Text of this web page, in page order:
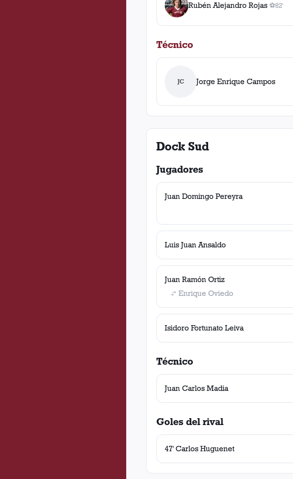
Rubén Alejandro Rojas ⚽
1gol
82'
Técnico
JC Jorge Enrique Campos
Dock Sud
Jugadores
Juan Domingo Pereyra
Luis Juan Ansaldo
Juan Ramón Ortiz
Enrique Oviedo
Isidoro Fortunato Leiva
Técnico
Juan Carlos Madia
Goles del rival
47' Carlos Huguenet